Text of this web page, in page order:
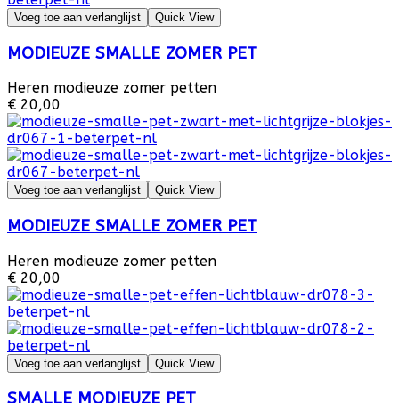
Voeg toe aan verlanglijst Quick View
MODIEUZE SMALLE ZOMER PET
Heren modieuze zomer petten
€ 20,00
Voeg toe aan verlanglijst Quick View
MODIEUZE SMALLE ZOMER PET
Heren modieuze zomer petten
€ 20,00
Voeg toe aan verlanglijst Quick View
SMALLE MODIEUZE PET